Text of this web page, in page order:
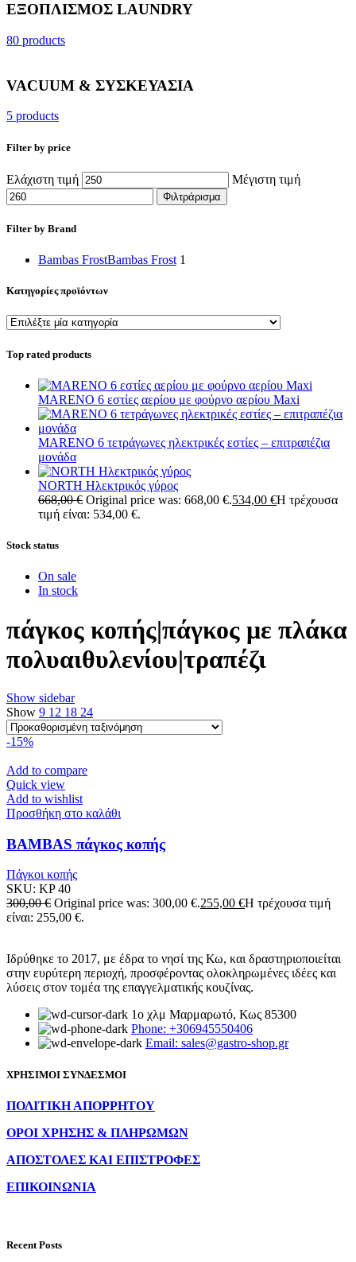
ΕΞΟΠΛΙΣΜΟΣ LAUNDRY
80 products
VACUUM & ΣΥΣΚΕΥΑΣΙΑ
5 products
Filter by price
Ελάχιστη τιμή Μέγιστη τιμή
Φιλτράρισμα
Filter by Brand
Bambas FrostBambas Frost 1
Κατηγορίες προϊόντων
Top rated products
MARENO 6 εστίες αερίου με φούρνο αερίου Maxi
MARENO 6 τετράγωνες ηλεκτρικές εστίες – επιτραπέζια
μονάδα
NORTH Ηλεκτρικός γύρος
668,00€ Original price was: 668,00 €.534,00 €Η τρέχουσα
τιμή είναι: 534,00 €.
Stock status
On sale
In stock
πάγκος κοπής|πάγκος με πλάκα
πολυαιθυλενίου|τραπέζι
Show sidebar
Show 9 12 18 24
-15%
Add to compare
Quick view
Add to wishlist
Προσθήκη στο καλάθι
BAMBAS πάγκος κοπής
Πάγκοι κοπής
SKU: KP 40
300,00€ Original price was: 300,00 €.255,00 €Η τρέχουσα τιμή
είναι: 255,00 €.
Ιδρύθηκε το 2017, με έδρα το νησί της Κω, και δραστηριοποιείται
στην ευρύτερη περιοχή, προσφέροντας ολοκληρωμένες ιδέες και
λύσεις στον τομέα της επαγγελματικής κουζίνας.
1ο χλμ Μαρμαρωτό, Κως 85300
Phone: +306945550406
Email: sales@gastro-shop.gr
ΧΡΗΣΙΜΟΙ ΣΥΝΔΕΣΜΟΙ
ΠΟΛΙΤΙΚΗ ΑΠΟΡΡΗΤΟΥ
ΟΡΟΙ ΧΡΗΣΗΣ & ΠΛΗΡΩΜΩΝ
ΑΠΟΣΤΟΛΕΣ ΚΑΙ ΕΠΙΣΤΡΟΦΕΣ
ΕΠΙΚΟΙΝΩΝΙΑ
Recent Posts